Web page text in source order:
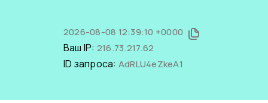
2026-08-08 12:39:10 +0000
Ваш IP: 216.73.217.62
ID запроса: AdRLU4eZkeA1